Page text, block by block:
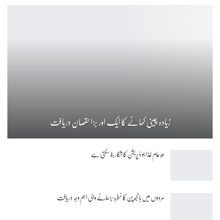
زیادہ چینی کھانے کا ایک اور بڑا نقصان دریافت
وہ عام غذا جو ڈپریشن کا شکار بنا سکتی ہے
مردوں میں بانجھ پن کا خطرہ بڑھانے والی اہم وجہ دریافت